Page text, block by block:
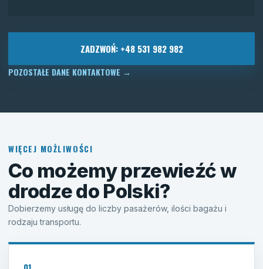
ZADZWOŃ: +48 531 982 982
POZOSTAŁE DANE KONTAKTOWE →
WIĘCEJ MOŻLIWOŚCI
Co możemy przewieźć w
drodze do Polski?
Dobierzemy usługę do liczby pasażerów, ilości bagażu i
rodzaju transportu.